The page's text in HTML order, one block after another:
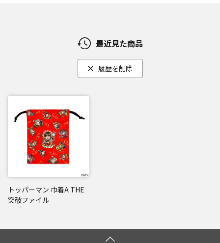
最近見た商品
履歴を削除
トッパーマン 巾着A THE
突破ファイル